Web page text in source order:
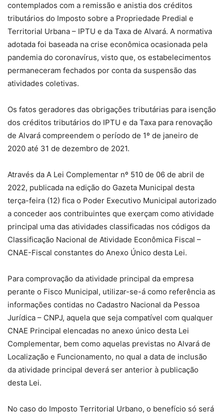
contemplados com a remissão e anistia dos créditos
tributários do Imposto sobre a Propriedade Predial e
Territorial Urbana – IPTU e da Taxa de Alvará. A normativa
adotada foi baseada na crise econômica ocasionada pela
pandemia do coronavírus, visto que, os estabelecimentos
permaneceram fechados por conta da suspensão das
atividades coletivas.
Os fatos geradores das obrigações tributárias para isenção
dos créditos tributários do IPTU e da Taxa para renovação
de Alvará compreendem o período de 1º de janeiro de
2020 até 31 de dezembro de 2021.
Através da A Lei Complementar nº 510 de 06 de abril de
2022, publicada na edição do Gazeta Municipal desta
terça-feira (12) fica o Poder Executivo Municipal autorizado
a conceder aos contribuintes que exerçam como atividade
principal uma das atividades classificadas nos códigos da
Classificação Nacional de Atividade Econômica Fiscal –
CNAE-Fiscal constantes do Anexo Único desta Lei.
Para comprovação da atividade principal da empresa
perante o Fisco Municipal, utilizar-se-á como referência as
informações contidas no Cadastro Nacional da Pessoa
Jurídica – CNPJ, aquela que seja compatível com qualquer
CNAE Principal elencadas no anexo único desta Lei
Complementar, bem como aquelas previstas no Alvará de
Localização e Funcionamento, no qual a data de inclusão
da atividade principal deverá ser anterior à publicação
desta Lei.
No caso do Imposto Territorial Urbano, o benefício só será